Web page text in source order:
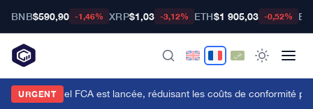
BNB$590,90 -1,46% XRP$1,03 -3,12% ETH$1 905,03 -0,52%
URGENT
du Manuel FCA est lancée, réduisant les coûts de conformité